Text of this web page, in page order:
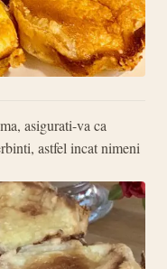
asigurati-va ca
astfel incat nimeni